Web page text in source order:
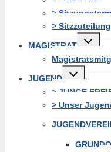
>
> Sitzzuteilung
MAGISTRAT
erweitern
JUGEND
Untermenü
erweitern
> JUNGE
> Unser